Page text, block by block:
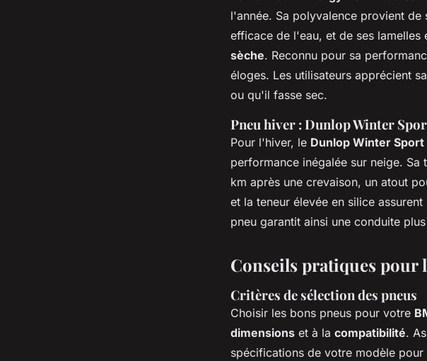
l'année. Sa polyvalence provient de
efficace de l'eau, et de ses lamelles
sèche. Reconnu pour sa
éloges. Les utilisateurs apprécient sa
ou qu'il fasse sec.
Pneu hiver : Dunlop Winter
Pour l'hiver, le Dunlop Winter Sport
performance inégalée sur neige.
km après une crevaison, un atout
et la teneur élevée en silice
pneu garantit ainsi une conduite
Conseils pratiques pour
Critères de sélection des pneus
Choisir les bons pneus pour votre
dimensions et à la compatibilité.
spécifications de votre modèle